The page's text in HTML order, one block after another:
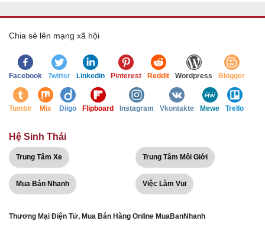
Chia sẻ lên mạng xã hội
Facebook Twitter Linkedin Pinterest Reddit Wordpress Blogger
Tumblr Mix Diigo Flipboard Instagram Vkontakte Mewe Trello
Hệ Sinh Thái
Trung Tâm Xe Trung Tâm Môi Giới
Mua Bán Nhanh Việc Làm Vui
Thương Mại Điện Tử, Mua Bán Hàng Online MuaBanNhanh